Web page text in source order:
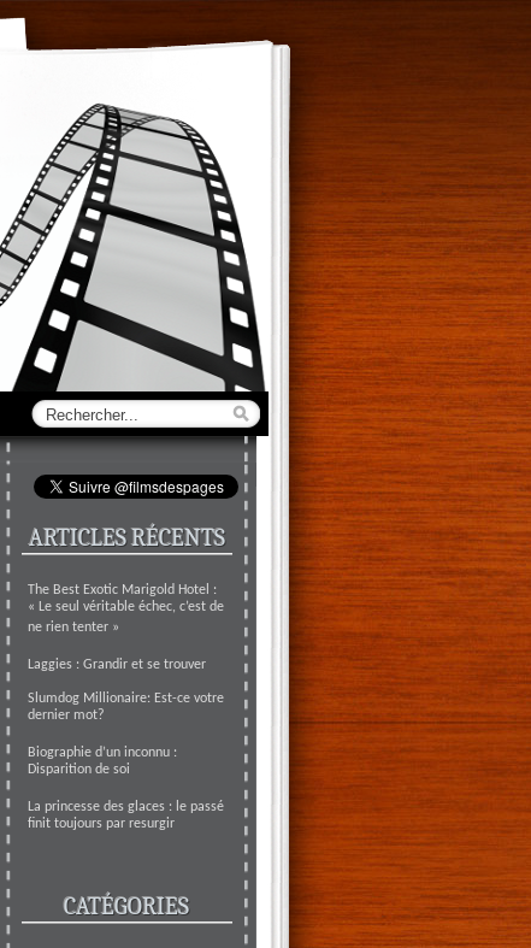
ARTICLES RÉCENTS
The Best Exotic Marigold Hotel :
« Le seul véritable échec, c’est de
ne rien tenter »
Laggies : Grandir et se trouver
Slumdog Millionaire: Est-ce votre
dernier mot?
Biographie d’un inconnu :
Disparition de soi
La princesse des glaces : le passé
finit toujours par resurgir
CATÉGORIES